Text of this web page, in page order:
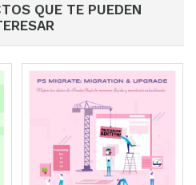
QUE TE PUEDEN